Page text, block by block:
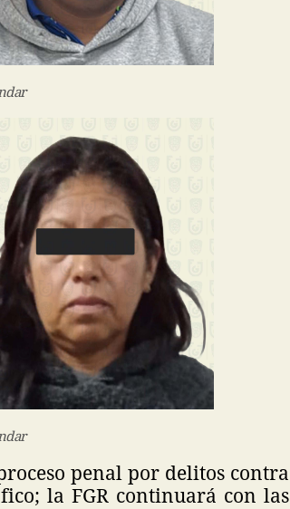
penal por delitos contra
la FGR continuará con las